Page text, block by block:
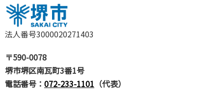
法人番号3000020271403
〒590-0078
堺市堺区南瓦町3番1号
電話番号： 072-233-1101 （代表）